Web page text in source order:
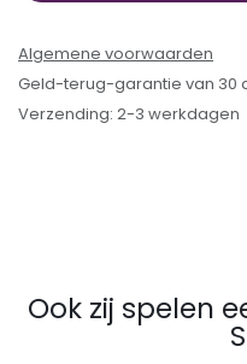
Algemene voorwaarden
Geld-terug-garantie van 30
Verzending: 2-3 werkdagen
Ook zij spelen